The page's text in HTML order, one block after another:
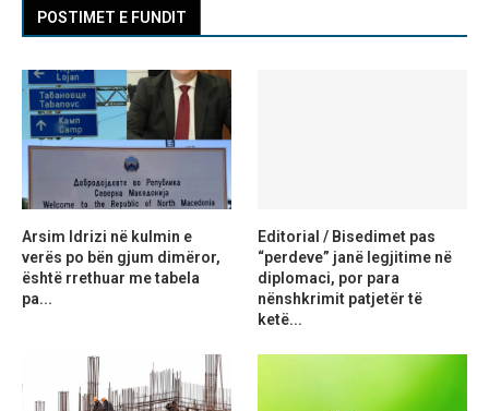
POSTIMET E FUNDIT
Arsim Idrizi në kulmin e
verës po bën gjum dimëror,
është rrethuar me tabela
pa...
Editorial / Bisedimet pas
“perdeve” janë legjitime në
diplomaci, por para
nënshkrimit patjetër të
ketë...